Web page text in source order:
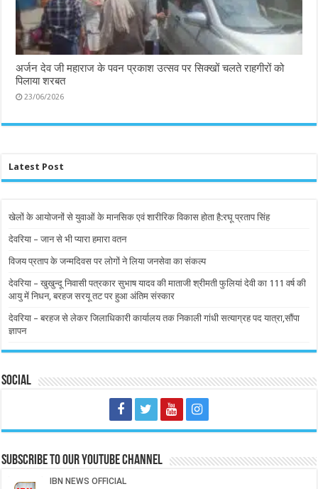
अर्जन देव जी महाराज के पवन प्रकाश उत्सव पर सिक्खों चलते राहगीरों को
पिलाया शरबत
23/06/2026
Latest Post
खेलों के आयोजनों से युवाओं के मानसिक एवं शारीरिक विकास होता है:रघू प्रताप सिंह
देवरिया – जान से भी प्यारा हमारा वतन
विजय प्रताप के जन्मदिवस पर लोगों ने लिया जनसेवा का संकल्प
देवरिया – खुखुन्दू निवासी पत्रकार सुभाष यादव की माताजी श्रीमती फुलियां देवी का 111 वर्ष की
आयु में निधन, बरहज सरयू तट पर हुआ अंतिम संस्कार
देवरिया – बरहज से लेकर जिलाधिकारी कार्यालय तक निकाली गांधी सत्याग्रह पद यात्रा,सौंपा
ज्ञापन
Social
Subscribe to our Youtube Channel